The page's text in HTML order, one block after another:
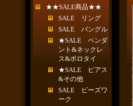
★★SALE商品★★
SALE リング
SALE バングル
★SALE ペンダ
ント&ネックレ
ス&ボロタイ
★SALE ピアス
&その他
SALE ビーズワ
ーク